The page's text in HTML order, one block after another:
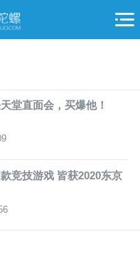
堂直面会，买爆他！
竞技游戏 皆获2020东京